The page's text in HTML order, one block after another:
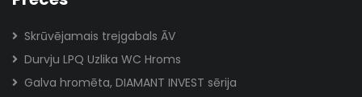
Skrūvējamais trejgabals ĀV
Durvju LPQ Uzlika WC Hroms
Galva hromēta, DIAMANT INVEST sērija